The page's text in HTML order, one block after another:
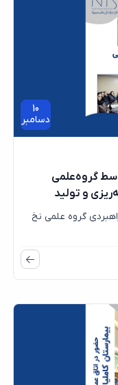
10
دسامبر
گروه‌علمی
و تولید
گروه‌ علمی نخ‌